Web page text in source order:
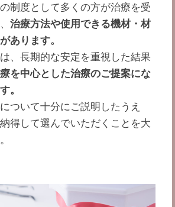
制度として多くの方が治療を受
治療方法や使用できる機材・材
あります。
、長期的な安定を重視した結果
を中心とした治療のご提案にな
。
ついて十分にご説明したうえ
得して選んでいただくことを大